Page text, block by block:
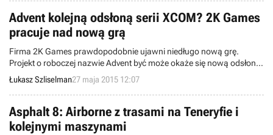
Advent kolejną odsłoną serii XCOM? 2K Games
pracuje nad nową grą
Firma 2K Games prawdopodobnie ujawni niedługo nową grę.
Projekt o roboczej nazwie Advent być może okaże się nową odsłoną
serii XCOM, jak wnioskują fani na podstawie grafik koncepcyjnych
opublikowanych przez wydawcę.
Łukasz Szliselman27 maja 2015 12:07
Asphalt 8: Airborne z trasami na Teneryfie i
kolejnymi maszynami